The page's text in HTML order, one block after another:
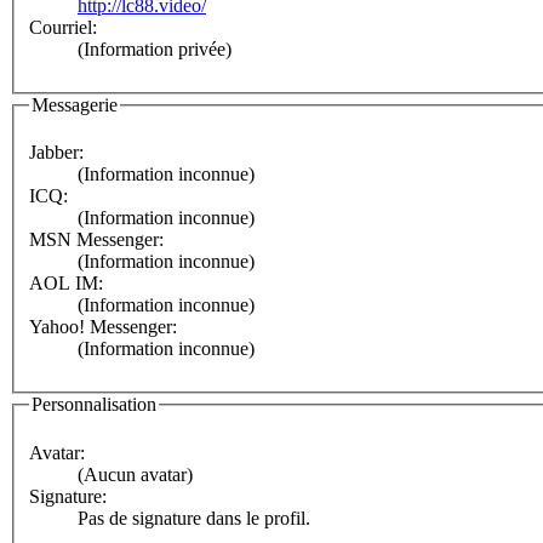
http://lc88.video/
Courriel:
(Information privée)
Messagerie
Jabber:
(Information inconnue)
ICQ:
(Information inconnue)
MSN Messenger:
(Information inconnue)
AOL IM:
(Information inconnue)
Yahoo! Messenger:
(Information inconnue)
Personnalisation
Avatar:
(Aucun avatar)
Signature:
Pas de signature dans le profil.